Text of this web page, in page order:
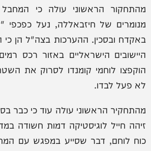
מהתחקור הראשוני עולה כי
מנומרים של חיזבאללה, נעל כפכפי
באקדח ובסכין. ההערכות בצה"ל הן כי
היישובים הישראליים באזור רכס
הוקפצו לוחמי קומנדו לסרוק את
לא פעל לבדו.
זיהה חייל לוגיסטיקה דמות חשודה
כוח לוחם, דבר שסייע במפגש עם